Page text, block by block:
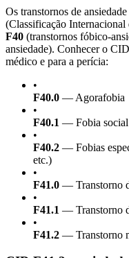
Os transtornos de
(Classificação
F40 (transtornos fóbico-
ansiedade). Conhecer o
médico e para a perícia:
•
F40.0 — Agorafobia
•
F40.1 — Fobia social
•
F40.2 — Fobias
etc.)
•
F41.0 — Transtorno
•
F41.1 — Transtorno
•
F41.2 — Transtorno